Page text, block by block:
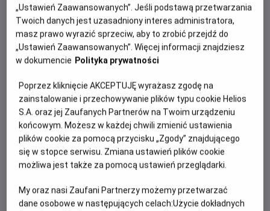
Animacja„Minionki i straszydła”
Hollywood i zostać gwiazdami kina. Ich plany szybko
wymykają się spod kontroli, gdy przez przypadek
uwalniają potwory i wywołują chaos na całym świecie.
Bohaterowie muszą połączyć siły, aby naprawić własne
błędy i uratować świat przed katastrofą. To zabawna
historia o kreatywności, chaosie i wielkich ambicjach
wspólnego celu warto pokonać każdą przeszkodę.
„Ustawień Zaawansowanych”. Jeśli podstawą przetwarzania
Twoich danych jest uzasadniony interes administratora,
masz prawo wyrazić sprzeciw, aby to zrobić przejdź do
„Ustawień Zaawansowanych”. Więcej informacji znajdziesz
w dokumencie Polityka prywatności
Poprzez kliknięcie AKCEPTUJĘ wyrażasz zgodę na
zainstalowanie i przechowywanie plików typu cookie Helios
S.A. oraz jej Zaufanych Partnerów na Twoim urządzeniu
końcowym. Możesz w każdej chwili zmienić ustawienia
plików cookie za pomocą przycisku „Zgody” znajdującego
się w stopce serwisu. Zmiana ustawień plików cookie
możliwa jest także za pomocą ustawień przeglądarki.
My oraz nasi Zaufani Partnerzy możemy przetwarzać
dane osobowe w następujących celach:Użycie dokładnych